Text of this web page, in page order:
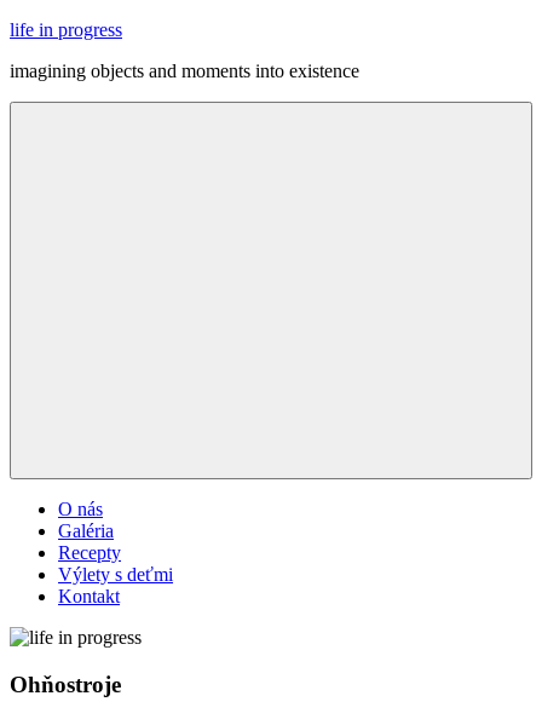
Skip
content
life in progress
imagining objects and moments into existence
O nás
Galéria
Recepty
Výlety s deťmi
Kontakt
Ohňostroje